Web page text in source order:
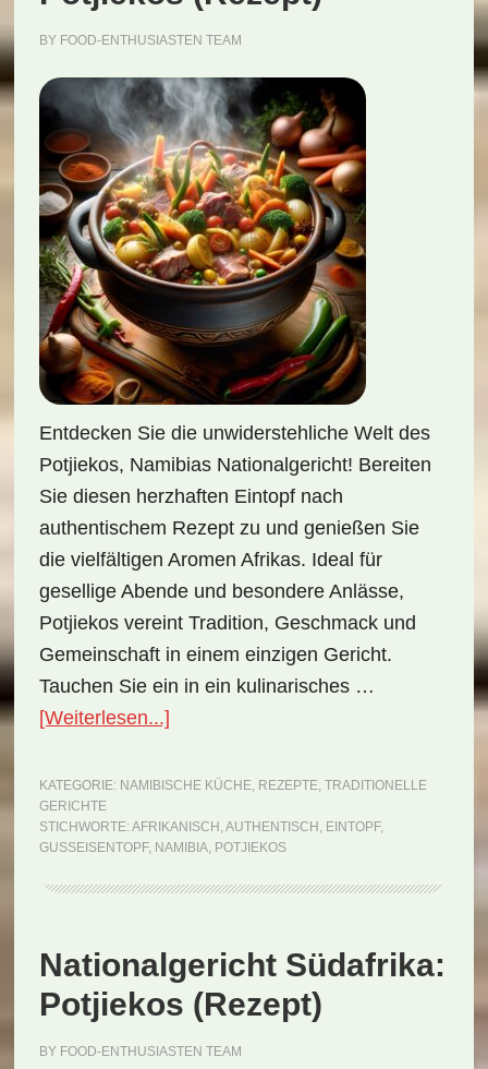
BY FOOD-ENTHUSIASTEN TEAM
Entdecken Sie die unwiderstehliche Welt des
Potjiekos, Namibias Nationalgericht! Bereiten
Sie diesen herzhaften Eintopf nach
authentischem Rezept zu und genießen Sie
die vielfältigen Aromen Afrikas. Ideal für
gesellige Abende und besondere Anlässe,
Potjiekos vereint Tradition, Geschmack und
Gemeinschaft in einem einzigen Gericht.
Tauchen Sie ein in ein kulinarisches …
[Weiterlesen...]ÜberNationalgericht
Potjiekos
KATEGORIE: NAMIBISCHE KÜCHE, REZEPTE, TRADITIONELLE
GERICHTE
STICHWORTE: AFRIKANISCH ,AUTHENTISCH , EINTOPF,
GUSSEISENTOPF, NAMIBIA, POTJIEKOS
Nationalgericht Südafrika:
Potjiekos (Rezept)
BY FOOD-ENTHUSIASTEN TEAM